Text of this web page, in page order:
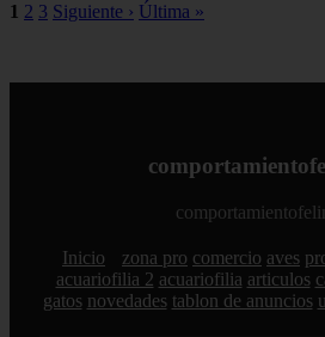
1 2 3 Siguiente › Última »
Inicio zona pro comercio aves
acuariofilia 2 acuariofilia articulos
gatos novedades tablon de anuncios